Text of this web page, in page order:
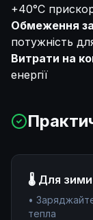
+40°C
Обмеження
потужність
Витрати на
енергії
🌡️ Для зими
•
тепла